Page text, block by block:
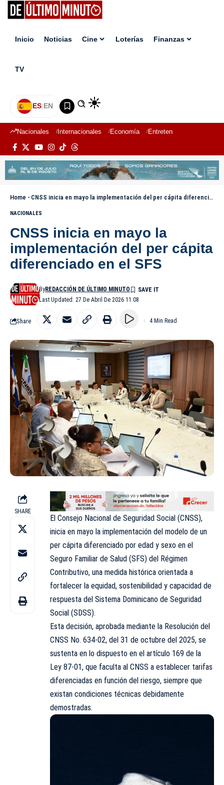
Inicio Noticias Cine Loterías Finanzas
TV
ES|EN
Nacionales Internacionales Economía Entretenimiento
Home - CNSS inicia en mayo la implementación del per cápita diferenciado en el SFS
NACIONALES
CNSS inicia en mayo la
implementación del per cápita
diferenciado en el SFS
Last Updated: 27 De Abril De 2026 11:08
ByREDACCIÓN DE ÚLTIMO MINUTO
Share 4 Min Read
SHARE
El Consejo Nacional de Seguridad Social (CNSS),
inicia en mayo la implementación del modelo de un
per cápita diferenciado por edad y sexo en el
Seguro Familiar de Salud (SFS) del Régimen
Contributivo, una medida histórica orientada a
fortalecer la equidad, sostenibilidad y capacidad de
respuesta del Sistema Dominicano de Seguridad
Social (SDSS).
Esta decisión, aprobada mediante la Resolución del
CNSS No. 634-02, del 31 de octubre del 2025, se
sustenta en lo dispuesto en el artículo 169 de la
Ley 87-01, que faculta al CNSS a establecer tarifas
diferenciadas en función del riesgo, siempre que
existan condiciones técnicas debidamente
demostradas.